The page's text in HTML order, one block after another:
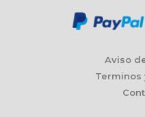
Aviso
Terminos